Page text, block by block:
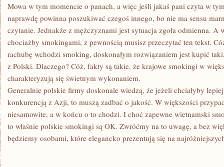
Mowa w tym momencie o panach, a więc jeśli jakaś pani czyta w
naprawdę powinna poszukiwać czegoś innego, bo nie ma sensu
czytanie. Jednakże z mężczyznami jest sytuacja zgoła odmienna. A
chociażby smokingami, z pewnością musisz przeczytać ten tekst.
rachubę wchodzi smoking, doskonałym rozwiązaniem jest kupić
z Polski. Dlaczego? Cóż, fakty są takie, że krajowe smokingi w
charakteryzują się świetnym wykonaniem.
Generalnie polskie firmy doskonale wiedzą, że jeżeli chciałyby
konkurencją z Azji, to muszą zadbać o jakość. W większości
niesamowite, a w końcu o to chodzi. I choć zapewne wietnamski
to właśnie polskie smokingi są OK. Zwróćmy na to uwagę, a bez
będziemy osobami, które elegancko prezentują się na